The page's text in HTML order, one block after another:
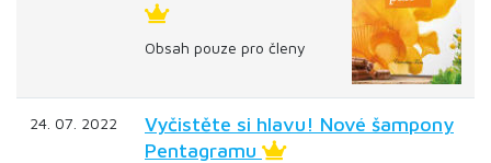
Obsah pouze pro členy
24. 07. 2022
Vyčistěte si hlavu! Nové šampony
Pentagramu